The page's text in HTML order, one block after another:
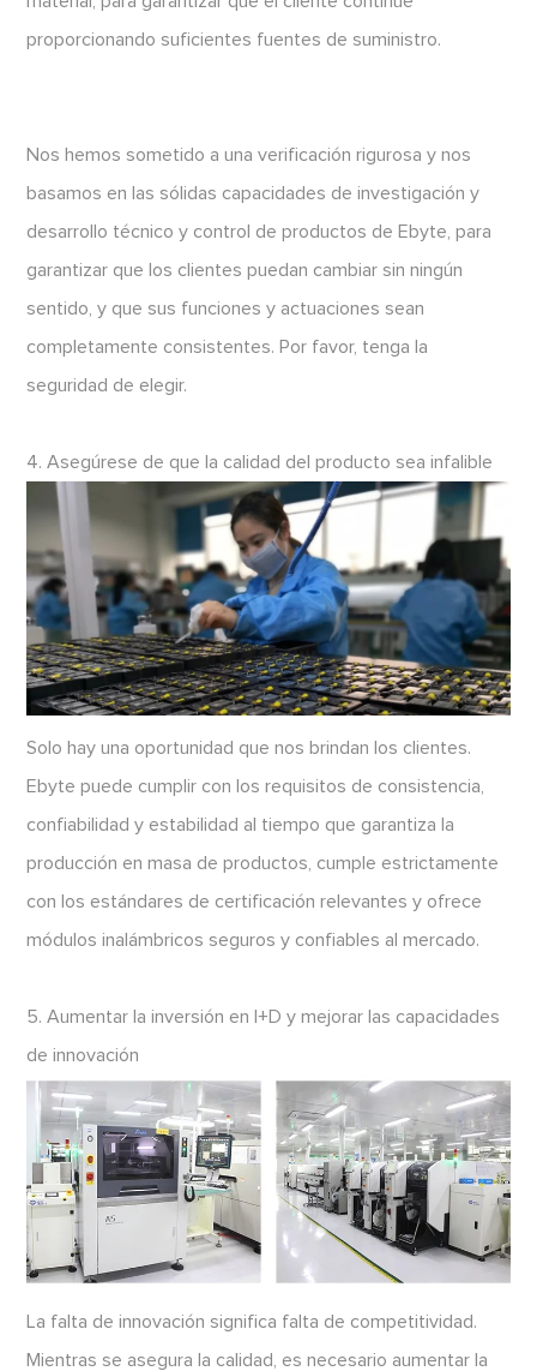
proporcionando suficientes fuentes de suministro.
Nos hemos sometido a una verificación rigurosa y nos
basamos en las sólidas capacidades de investigación y
desarrollo técnico y control de productos de Ebyte, para
garantizar que los clientes puedan cambiar sin ningún
sentido, y que sus funciones y actuaciones sean
completamente consistentes. Por favor, tenga la
seguridad de elegir.
4. Asegúrese de que la calidad del producto sea infalible
Solo hay una oportunidad que nos brindan los clientes.
Ebyte puede cumplir con los requisitos de consistencia,
confiabilidad y estabilidad al tiempo que garantiza la
producción en masa de productos, cumple estrictamente
con los estándares de certificación relevantes y ofrece
módulos inalámbricos seguros y confiables al mercado.
5. Aumentar la inversión en I+D y mejorar las capacidades
de innovación
La falta de innovación significa falta de competitividad.
Mientras se asegura la calidad, es necesario aumentar la